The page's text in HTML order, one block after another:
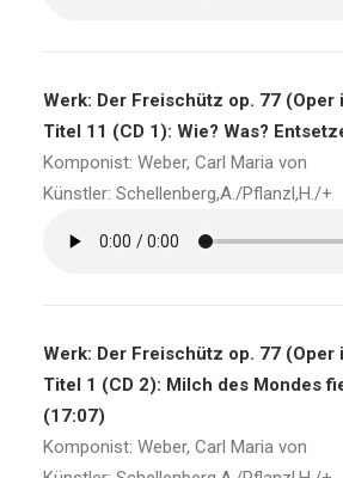
Werk: Der Freischütz op. 77 (Oper
Titel 11 (CD 1): Wie? Was?
Komponist: Weber, Carl Maria von
Künstler: Schellenberg,A./Pflanzl,H./+
Werk: Der Freischütz op. 77 (Oper
Titel 1 (CD 2): Milch des Mondes
(17:07)
Komponist: Weber, Carl Maria von